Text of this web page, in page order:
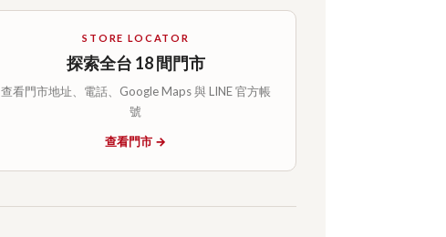
STORE LOCATOR
探索全台 18 間門市
查看門市地址、電話、Google Maps 與 LINE 官方帳
號
查看門市 →